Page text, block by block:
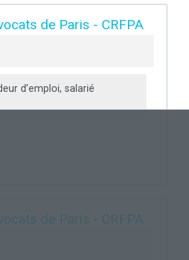
de Paris - CRFPA
d’emploi, salarié
de Paris - CRFPA